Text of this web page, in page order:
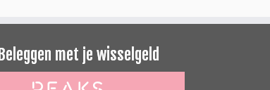
Beleggen met je wisselgeld